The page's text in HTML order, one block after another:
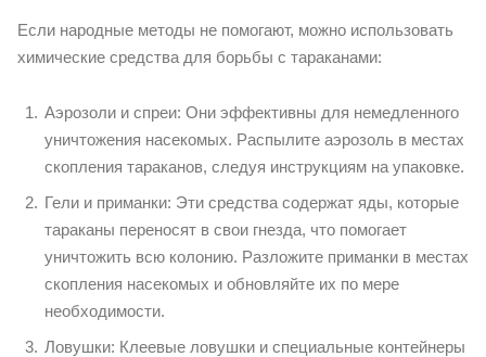
Если народные методы не помогают, можно использовать
химические средства для борьбы с тараканами:
Аэрозоли и спреи: Они эффективны для немедленного
уничтожения насекомых. Распылите аэрозоль в местах
скопления тараканов, следуя инструкциям на упаковке.
Гели и приманки: Эти средства содержат яды, которые
тараканы переносят в свои гнезда, что помогает
уничтожить всю колонию. Разложите приманки в местах
скопления насекомых и обновляйте их по мере
необходимости.
Ловушки: Клеевые ловушки и специальные контейнеры